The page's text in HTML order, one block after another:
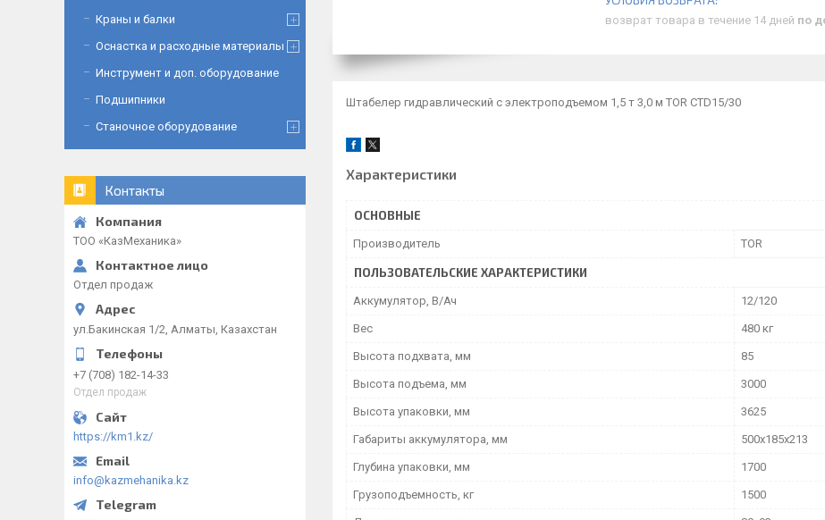
возврат товара в течение 14 дней по
Штабелер гидравлический с электроподъемом 1,5 т 3,0 м TOR CTD15/30
Характеристики
ОСНОВНЫЕ
Производитель TOR
ПОЛЬЗОВАТЕЛЬСКИЕ ХАРАКТЕРИСТИКИ
Аккумулятор, В/Ач 12/120
Вес 480 кг
Высота подхвата, мм 85
Высота подъема, мм 3000
Высота упаковки, мм 3625
Габариты аккумулятора, мм 500х185х213
Глубина упаковки, мм 1700
Грузоподъемность, кг 1500
Краны и балки
Оснастка и расходные материалы
Инструмент и доп. оборудование
Подшипники
Станочное оборудование
Контакты
ТОО «‎КазМеханика»
Отдел продаж
ул.Бакинская 1/2, Алматы, Казахстан
+7 (708) 182-14-33
Отдел продаж
https://km1.kz/
info@kazmehanika.kz